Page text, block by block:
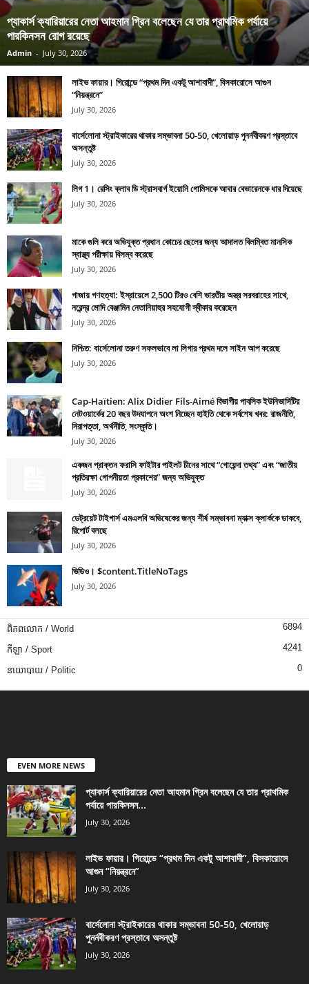
প্যাকার্স ক্যারিয়ারের নেতা আহমান গ্রিন বলেছেন যে তার প্রাথমিক পর্যায়ে
পারকিনসন রোগ রয়েছে
Admin - July 30, 2026
লাইভ ফায়ার। গিরোন্ডে “প্রথম দিন একটু আশাবাদী”, বিসকারোসে আগুন
“নিয়ন্ত্রনে”
July 30, 2026
বার্সেলোনা স্ট্রাইকারের থাকার সম্ভাবনা 50-50, খেলোয়াড় পুনর্নবীকরণ প্রস্তাবে
অসন্তুষ্ট
July 30, 2026
লিগ 1। রেসিং ক্লাব ডি স্ট্রাসবার্গ ইয়োনি গোমিসকে আবার বেভারেনকে ধার দিয়েছে
July 30, 2026
মাকে গুলি করে অভিযুক্ত প্রধান কোচের ছেলের জন্য আদালত বিলম্বিত মানসিক
স্বাস্থ্য পরীক্ষায় বিলম্ব করেছে
July 30, 2026
গাজায় গণহত্যা: ইস্রায়েলে 2,500 টিরও বেশি ভারতীয় অস্ত্র সরবরাহের সাথে,
নরেন্দ্র মোদি বেঞ্জামিন নেতানিয়াহুর সহযোগী স্বীকার করেছেন
July 30, 2026
নিশ্চিত: বার্সেলোনা তরুণ সফলভাবে লা লিগার প্রথম দলে সাইন আপ করেছে
July 30, 2026
Cap-Haïtien: Alix Didier Fils-Aimé বিভাগীয় পাবলিক ইউনিভার্সিটির
নেটওয়ার্কের 20 বছর উদযাপনে অংশ নিচ্ছেন হাইতি থেকে সর্বশেষ খবর: রাজনীতি,
নিরাপত্তা, অর্থনীতি, সংস্কৃতি।
July 30, 2026
একজন প্রাক্তন ফরাসি ফাইটার পাইলট চীনের সাথে “গোয়েন্দা তথ্য” এবং “জাতীয়
প্রতিরক্ষা গোপনীয়তা প্রকাশের” জন্য অভিযুক্ত
July 30, 2026
ডেট্রয়েট টাইগার্স এমএলবি অভিষেকের জন্য শীর্ষ সম্ভাবনা ম্যাক্স ক্লার্ককে ডাকবে,
রিপোর্ট বলছে
July 30, 2026
ভিডিও। $content.TitleNoTags
July 30, 2026
ពិភពលោក / World 6894
កីឡា / Sport 4241
នយោបាយ / Politic 0
EVEN MORE NEWS
প্যাকার্স ক্যারিয়ারের নেতা আহমান গ্রিন বলেছেন যে তার প্রাথমিক
পর্যায়ে পারকিনসন...
July 30, 2026
লাইভ ফায়ার। গিরোন্ডে “প্রথম দিন একটু আশাবাদী”, বিসকারোসে
আগুন “নিয়ন্ত্রনে”
July 30, 2026
বার্সেলোনা স্ট্রাইকারের থাকার সম্ভাবনা 50-50, খেলোয়াড়
পুনর্নবীকরণ প্রস্তাবে অসন্তুষ্ট
July 30, 2026